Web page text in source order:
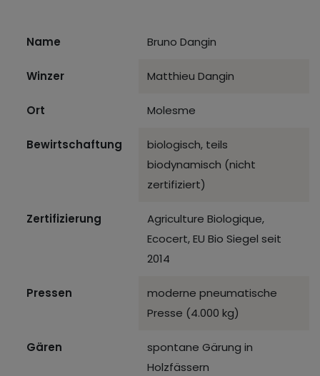
Name Bruno Dangin
Winzer Matthieu Dangin
Ort Molesme
Bewirtschaftung
biologisch, teils
biodynamisch (nicht
zertifiziert)
Zertifizierung
Agriculture Biologique,
Ecocert, EU Bio Siegel seit
2014
Pressen
moderne pneumatische
Presse (4.000 kg)
Gären
spontane Gärung in
Holzfässern